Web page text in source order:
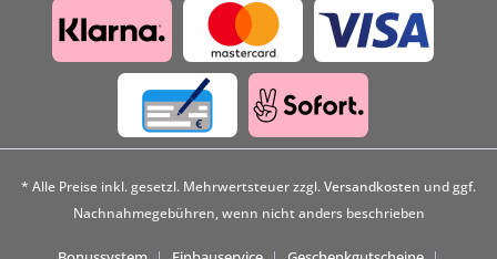
* Alle Preise inkl. gesetzl. Mehrwertsteuer zzgl.Versandkosten und ggf.
Nachnahmegebühren, wenn nicht anders beschrieben